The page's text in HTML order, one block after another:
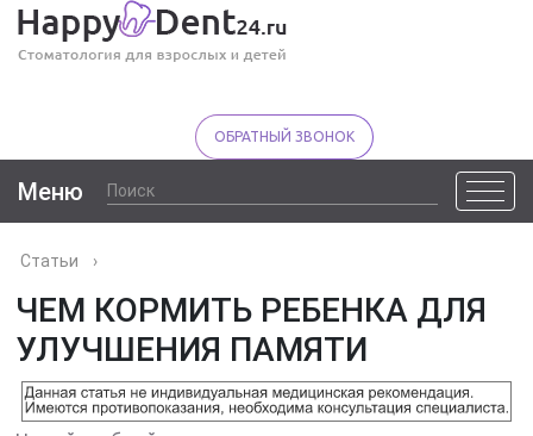
ОБРАТНЫЙ ЗВОНОК
Меню
Статьи ›
ЧЕМ КОРМИТЬ РЕБЕНКА ДЛЯ
УЛУЧШЕНИЯ ПАМЯТИ